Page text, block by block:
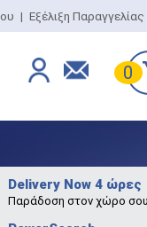
| Εξέλιξη Παραγγελίας
0
Delivery Now 4 ώρες
Παράδοση στον χώρο